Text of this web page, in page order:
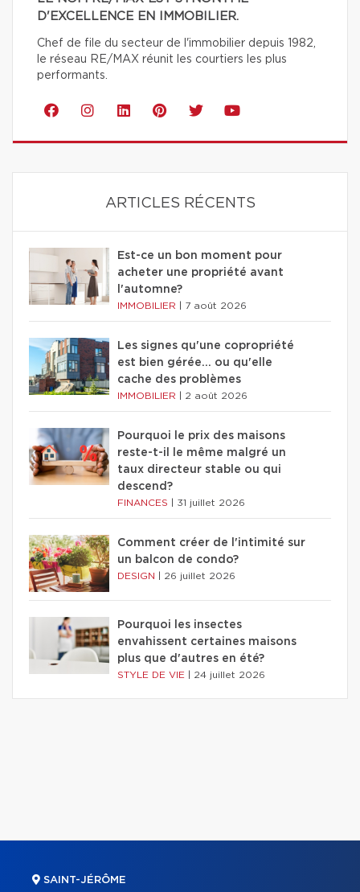
D'EXCELLENCE EN IMMOBILIER.
Chef de file du secteur de l'immobilier depuis 1982,
le réseau RE/MAX réunit les courtiers les plus
performants.
ARTICLES RÉCENTS
Est-ce un bon moment pour
acheter une propriété avant
l'automne?
IMMOBILIER 7 août 2026
Les signes qu'une copropriété
est bien gérée… ou qu'elle
cache des problèmes
IMMOBILIER 2 août 2026
Pourquoi le prix des maisons
reste-t-il le même malgré un
taux directeur stable ou qui
descend?
FINANCES 31 juillet 2026
Comment créer de l'intimité sur
un balcon de condo?
DESIGN 26 juillet 2026
Pourquoi les insectes
envahissent certaines maisons
plus que d'autres en été?
STYLE DE VIE 24 juillet 2026
SAINT-JÉRÔME